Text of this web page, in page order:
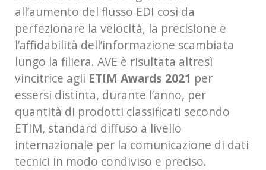
all’aumento del flusso EDI così da
perfezionare la velocità, la precisione e
l’affidabilità dell’informazione scambiata
lungo la filiera. AVE è risultata altresì
vincitrice agli ETIM Awards 2021 per
essersi distinta, durante l’anno, per
quantità di prodotti classificati secondo
ETIM, standard diffuso a livello
internazionale per la comunicazione di dati
tecnici in modo condiviso e preciso.